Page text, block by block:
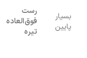
بسیار
پایین
رست
فوق‌العاده
تیره